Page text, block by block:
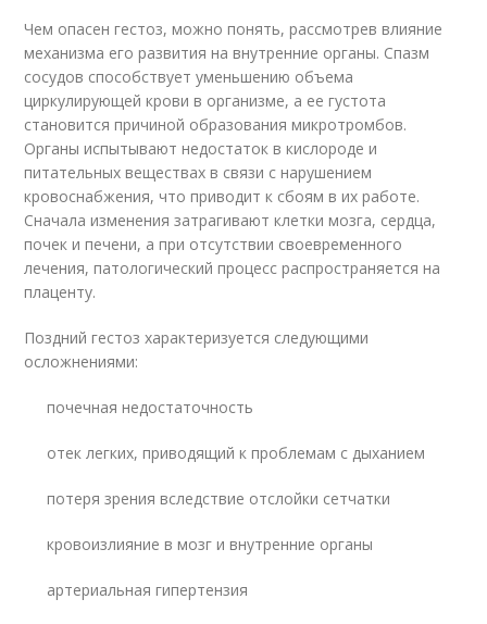
Чем опасен гестоз, можно понять, рассмотрев влияние
механизма его развития на внутренние органы. Спазм
сосудов способствует уменьшению объема
циркулирующей крови в организме, а ее густота
становится причиной образования микротромбов.
Органы испытывают недостаток в кислороде и
питательных веществах в связи с нарушением
кровоснабжения, что приводит к сбоям в их работе.
Сначала изменения затрагивают клетки мозга, сердца,
почек и печени, а при отсутствии своевременного
лечения, патологический процесс распространяется на
плаценту.
Поздний гестоз характеризуется следующими
осложнениями:
почечная недостаточность
отек легких, приводящий к проблемам с дыханием
потеря зрения вследствие отслойки сетчатки
кровоизлияние в мозг и внутренние органы
артериальная гипертензия